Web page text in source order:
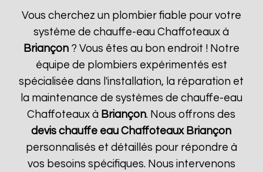
Vous cherchez un plombier fiable pour votre
système de chauffe-eau Chaffoteaux à
Briançon? Vous êtes au bon endroit ! Notre
équipe de plombiers expérimentés est
spécialisée dans l'installation, la réparation et
la maintenance de systèmes de chauffe-eau
Chaffoteaux à Briançon. Nous offrons des
devis chauffe eau Chaffoteaux Briançon
personnalisés et détaillés pour répondre à
vos besoins spécifiques. Nous intervenons